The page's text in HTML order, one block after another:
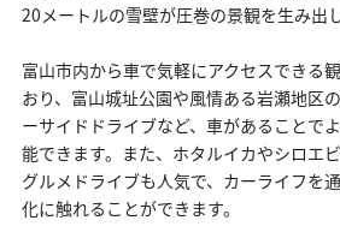
20メートルの雪壁が圧巻の景観を生み出し
富山市内から車で気軽にアクセスできる
おり、富山城址公園や風情ある岩瀬地区
ーサイドドライブなど、車があることで
能できます。また、ホタルイカやシロエ
グルメドライブも人気で、カーライフを
化に触れることができます。